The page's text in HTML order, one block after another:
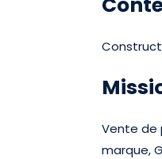
Vente de
marque,